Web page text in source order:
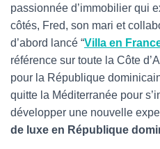
passionnée d’immobilier qui
côtés, Fred, son mari et
d’abord lancé “Villa en
référence sur toute la Côte
pour la République
quitte la Méditerranée pour
développer une nouvelle
de luxe en République